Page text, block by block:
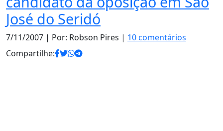
José do Seridó
7/11/2007 | Por: Robson Pires | 10 comentários
Compartilhe: